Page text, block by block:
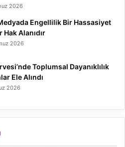
2026
Engellilik Bir Hassasiyet
Hak Alanıdır
2026
Toplumsal Dayanıklılık
Ele Alındı
2026